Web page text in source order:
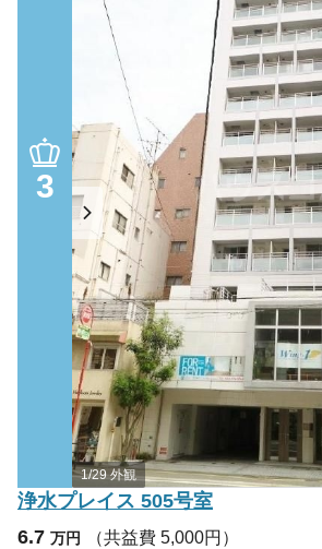
3
1/29 外観
浄水プレイス 505号室
6.7 万円
（共益費 5,000円）